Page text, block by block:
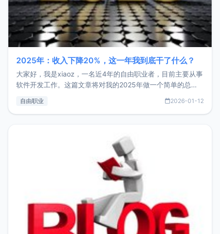
2025年：收入下降20%，这一年我到底干了什么？
大家好，我是xiaoz，一名近4年的自由职业者，目前主要从事
软件开发工作。这篇文章将对我的2025年做一个简单的总
收入下降20%，但却过得很充实，2026年不求突破，但求保
自由职业 2026-01-12